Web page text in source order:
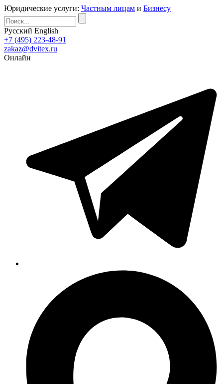
Юридические услуги: Частным лицам и Бизнесу
Русский English
+7 (495) 223-48-91
zakaz@dvitex.ru
Онлайн